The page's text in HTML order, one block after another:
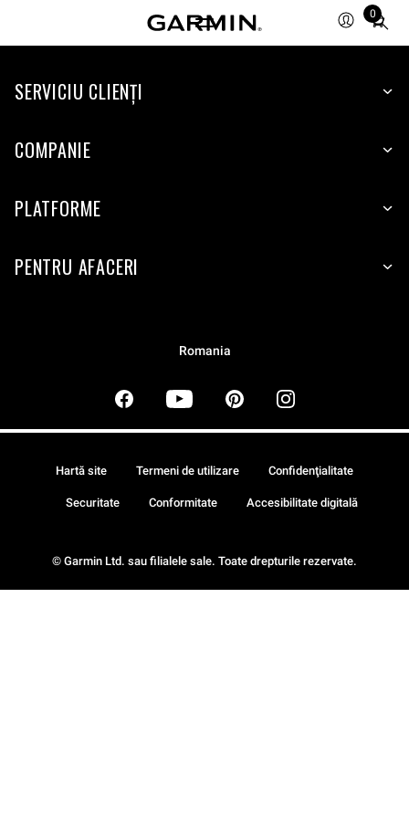
0
Total
items
cart:
SERVICIU CLIENŢI
COMPANIE
PLATFORME
PENTRU AFACERI
Romania
© Garmin Ltd. sau filialele sale. Toate drepturile rezervate.
Hartă site Termeni de utilizare Confidenţialitate
Securitate Conformitate Accesibilitate digitală